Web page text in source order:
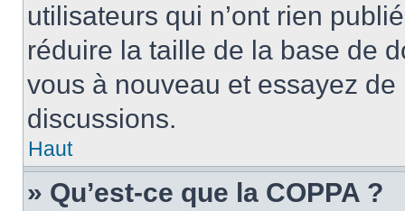
utilisateurs qui n’ont rien
réduire la taille de la base de
vous à nouveau et essayez
discussions.
Haut
» Qu’est-ce que la COPPA ?